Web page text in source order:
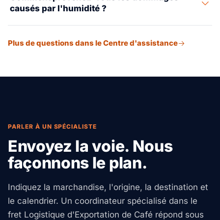
liste de colisage, un connaissement, un certificat
phytosanitaire MAPA et un avis préalable FDA.
causés par l'humidité ?
: sacs liner hermétiques GrainPro ou Ecotact, bandes de
Plus de questions dans le Centre d'assistance
PARLER À UN SPÉCIALISTE
Envoyez la voie. Nous
façonnons le plan.
Indiquez la marchandise, l'origine, la destination et
le calendrier. Un coordinateur spécialisé dans le
fret Logistique d'Exportation de Café répond sous